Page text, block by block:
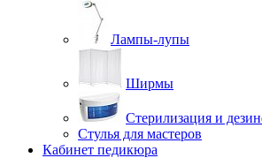
Лампы-лупы
Ширмы
Стерилизация и
Стулья для мастеров
Кабинет педикюра